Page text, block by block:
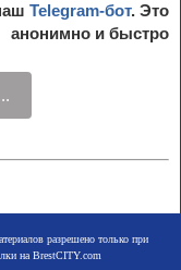
Telegram-бот. Это
анонимно и быстро
разрешено только при
на BrestCITY.com